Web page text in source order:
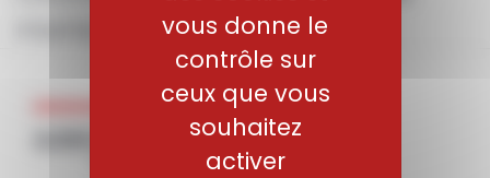
vous donne le
contrôle sur
ceux que vous
souhaitez
activer
martensitiques